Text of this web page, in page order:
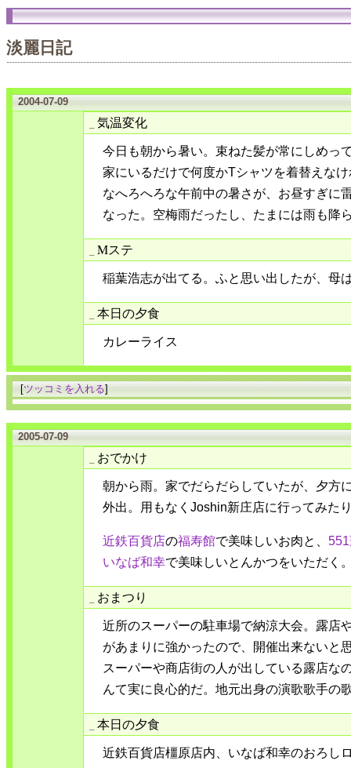
淡麗日記
2004-07-09
気温変化
今日も朝から暑い。束ねた髪が常にしめっ
家にいるだけで何度かTシャツを着替えな
なへろへろな午前中の暑さが、お昼すぎに
なった。空梅雨だったし、たまには雨も降
Mステ
稲葉浩志が出てる。ふと思い出したが、母
本日の夕食
カレーライス
[ツッコミを入れる]
2005-07-09
おでかけ
朝から雨。家でだらだらしていたが、夕方
外出。用もなくJoshin新庄店に行ってみた
近鉄百貨店の福寿館で美味しいお肉と、
いなば和幸で美味しいとんかつをいただく
おまつり
近所のスーパーの駐車場で納涼大会。露店
があまりに強かったので、開催出来ないと
スーパーや商店街の人が出している露店な
んて実に良心的だ。地元出身の演歌歌手の
本日の夕食
近鉄百貨店橿原店内、いなば和幸のおろし